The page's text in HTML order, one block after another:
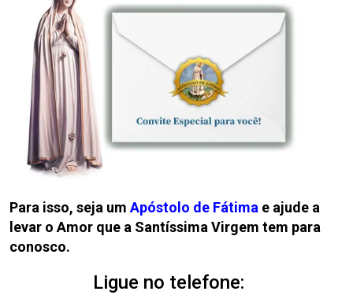
Para isso, seja um Apóstolo de Fátima e ajude a
levar o Amor que a Santíssima Virgem tem para
conosco.
Ligue no telefone: